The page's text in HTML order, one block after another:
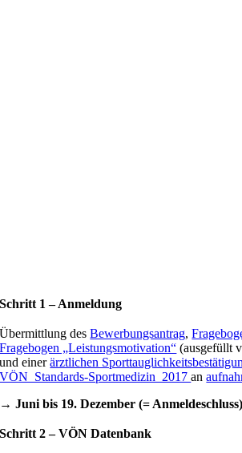
Schritt 1 – Anmeldung
Übermittlung desBewerbungsantrag,
Fragebogen „Leistungsmotivation“ (ausgefüllt
und einerärztlichen
VÖN_Standards-Sportmedizin_2017an
→ Juni bis 19. Dezember (= Anmeldeschluss)
Schritt 2 – VÖN Datenbank